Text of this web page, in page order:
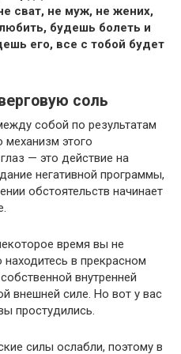
сват, не муж, не жених,
будешь болеть и
его, все с тобой будет
соль
собой по результатам
механизм этого
— это действие на
негативной программы,
обстоятельств начинает
время вы не
находитесь в прекрасном
внутренней
внешней силе. Но вот у вас
простудились.
силы ослабли, поэтому в